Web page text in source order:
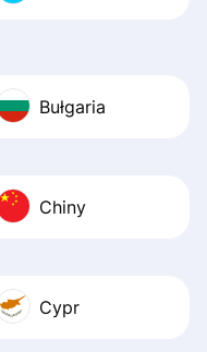
Bułgaria
Chiny
Cypr